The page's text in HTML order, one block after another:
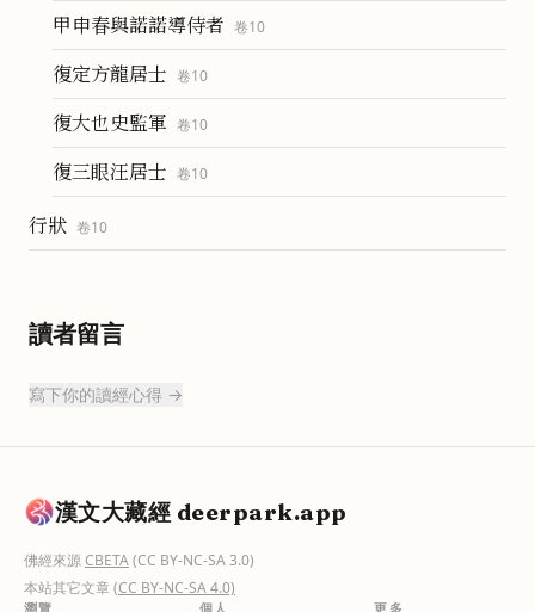
甲申春與諾諾導侍者 卷10
復定方龍居士 卷10
復大也史監軍 卷10
復三眼汪居士 卷10
行狀 卷10
讀者留言
寫下你的讀經心得 →
漢文大藏經 deerpark.app
佛經來源CBETA(CC BY-NC-SA 3.0)
本站其它文章(CC BY-NC-SA 4.0)
瀏覽 個人 更多